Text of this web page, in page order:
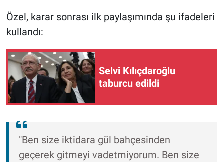
Özel, karar sonrası ilk paylaşımında şu ifadeleri
kullandı:
Selvi Kılıçdaroğlu
taburcu edildi
"Ben size iktidara gül bahçesinden
geçerek gitmeyi vadetmiyorum. Ben size